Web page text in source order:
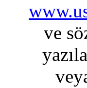
ve